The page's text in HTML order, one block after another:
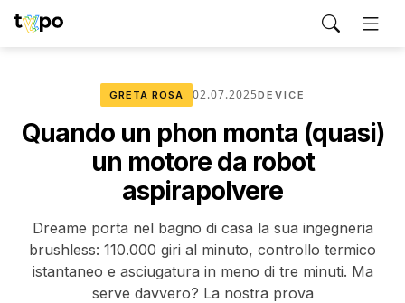
GRETA ROSA 02.07.2025DEVICE
Quando un phon monta (quasi)
un motore da robot
aspirapolvere
Dreame porta nel bagno di casa la sua ingegneria
brushless: 110.000 giri al minuto, controllo termico
istantaneo e asciugatura in meno di tre minuti. Ma
serve davvero? La nostra prova